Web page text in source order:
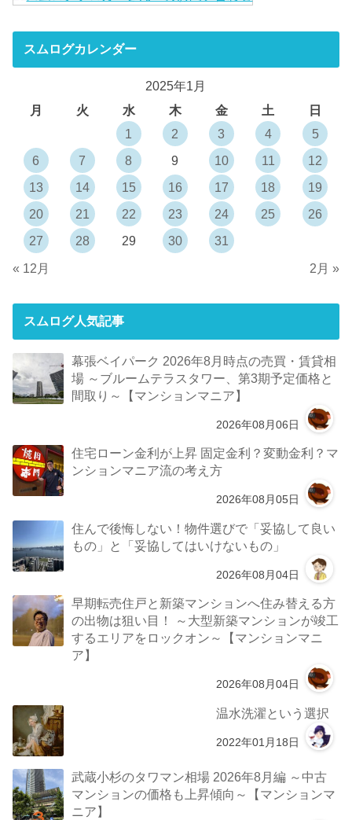
スムログカレンダー
2025年1月
月
火 水 木 金 土
日
1
2 3 4
5
6
7 8 9 10 11
12
13
14 15 16 17 18
19
20
21 22 23 24 25
26
27
28 29 30
31
« 12月
2月 »
スムログ人気記事
幕張ベイパーク 2026年8月時点の売買・賃貸相
場 ～ブルームテラスタワー、第3期予定価格と
間取り～【マンションマニア】
2026年08月06日
住宅ローン金利が上昇 固定金利？変動金利？マ
ンションマニア流の考え方
2026年08月05日
住んで後悔しない！物件選びで「妥協して良い
もの」と「妥協してはいけないもの」
2026年08月04日
早期転売住戸と新築マンションへ住み替える方
の出物は狙い目！ ～大型新築マンションが竣工
するエリアをロックオン～【マンションマニ
ア】
2026年08月04日
温水洗濯という選択
2022年01月18日
武蔵小杉のタワマン相場 2026年8月編 ～中古
マンションの価格も上昇傾向～【マンションマ
ニア】